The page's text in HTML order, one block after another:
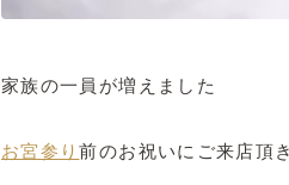
家族の一員が増えました
お宮参り前のお祝いにご来店頂